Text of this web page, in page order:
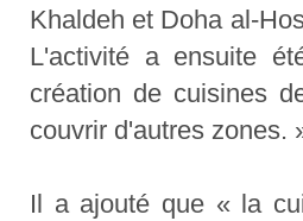
Khaldeh et Doha al-
L'activité a ensuite
création de cuisines
couvrir d'autres zones.
Il a ajouté que « la